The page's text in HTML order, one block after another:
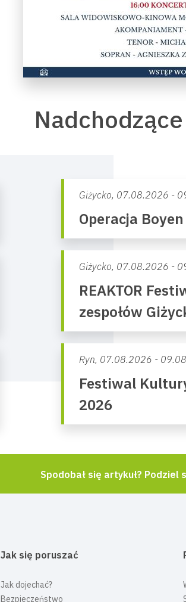
Giżycko, 07.08.2026 -
Operacja
Giżycko, 07.08.2026 -
REAKTOR
zespołów
Ryn, 07.08.2026 -
Festiwal
2026
Spodobał się artykuł? Podziel
Jak się poruszać
Jak dojechać?
Bezpieczeństwo